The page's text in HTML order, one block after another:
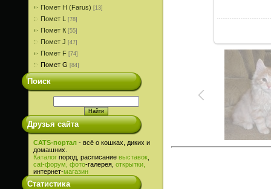
Помет Н (Farus) [13]
Помет L [78]
Помет К [55]
Помет J [47]
Помет F [74]
Помет G [84]
Поиск
Друзья сайта
CATS-портал - всё о кошках, диких и
домашних.
Каталог пород, расписание выставок
cat-форум, фото-галерея, открытки,
интернет-магазин
Статистика